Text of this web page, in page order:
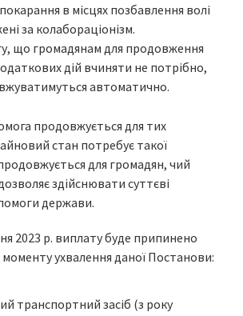
в місцях позбавлення волі
за колабораціонізм.
що громадянам для продовження
дій вчиняти не потрібно,
автоматично.
продовжується для тих
стан потребує такої
для громадян, чий
здійснювати суттєві
держави.
2023 р. виплату буде припинено
ухвалення даної Постанови:
транспортний засіб (з року